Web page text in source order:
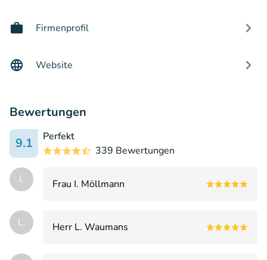
Firmenprofil
Website
Bewertungen
9.1
Perfekt
339 Bewertungen
I. Frau I. Möllmann
L. Herr L. Waumans